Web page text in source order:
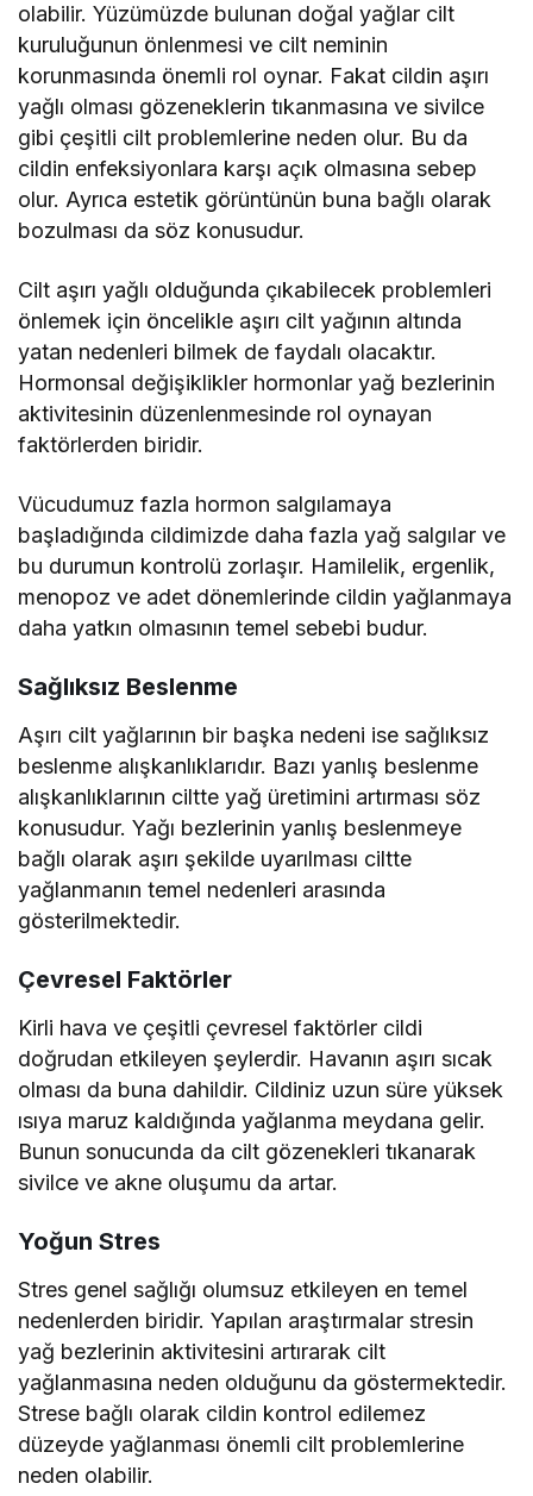
olabilir. Yüzümüzde bulunan doğal yağlar cilt
kuruluğunun önlenmesi ve cilt neminin
korunmasında önemli rol oynar. Fakat cildin aşırı
yağlı olması gözeneklerin tıkanmasına ve sivilce
gibi çeşitli cilt problemlerine neden olur. Bu da
cildin enfeksiyonlara karşı açık olmasına sebep
olur. Ayrıca estetik görüntünün buna bağlı olarak
bozulması da söz konusudur.
Cilt aşırı yağlı olduğunda çıkabilecek problemleri
önlemek için öncelikle aşırı cilt yağının altında
yatan nedenleri bilmek de faydalı olacaktır.
Hormonsal değişiklikler hormonlar yağ bezlerinin
aktivitesinin düzenlenmesinde rol oynayan
faktörlerden biridir.
Vücudumuz fazla hormon salgılamaya
başladığında cildimizde daha fazla yağ salgılar ve
bu durumun kontrolü zorlaşır. Hamilelik, ergenlik,
menopoz ve adet dönemlerinde cildin yağlanmaya
daha yatkın olmasının temel sebebi budur.
Sağlıksız Beslenme
Aşırı cilt yağlarının bir başka nedeni ise sağlıksız
beslenme alışkanlıklarıdır. Bazı yanlış beslenme
alışkanlıklarının ciltte yağ üretimini artırması söz
konusudur. Yağı bezlerinin yanlış beslenmeye
bağlı olarak aşırı şekilde uyarılması ciltte
yağlanmanın temel nedenleri arasında
gösterilmektedir.
Çevresel Faktörler
Kirli hava ve çeşitli çevresel faktörler cildi
doğrudan etkileyen şeylerdir. Havanın aşırı sıcak
olması da buna dahildir. Cildiniz uzun süre yüksek
ısıya maruz kaldığında yağlanma meydana gelir.
Bunun sonucunda da cilt gözenekleri tıkanarak
sivilce ve akne oluşumu da artar.
Yoğun Stres
Stres genel sağlığı olumsuz etkileyen en temel
nedenlerden biridir. Yapılan araştırmalar stresin
yağ bezlerinin aktivitesini artırarak cilt
yağlanmasına neden olduğunu da göstermektedir.
Strese bağlı olarak cildin kontrol edilemez
düzeyde yağlanması önemli cilt problemlerine
neden olabilir.